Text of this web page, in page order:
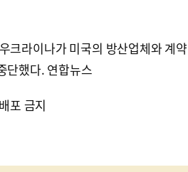
크라이나가 미국의 방산업체와 계약
단했다. 연합뉴스
포 금지